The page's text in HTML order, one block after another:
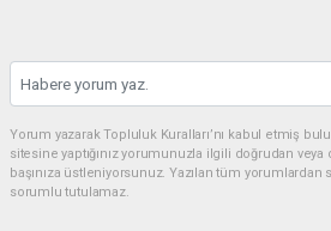
Yorum yazarak Topluluk Kuralları’nı kabul etmiş
sitesine yaptığınız yorumunuzla ilgili doğrudan
başınıza üstleniyorsunuz. Yazılan tüm
sorumlu tutulamaz.